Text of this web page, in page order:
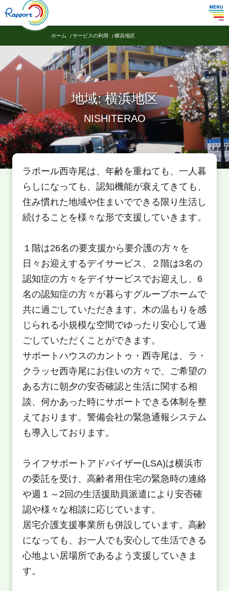
ホーム サービスの利用 横浜地区
地域:横浜地区
NISHITERAO
ラポール西寺尾は、年齢を重ねても、一人暮
らしになっても、認知機能が衰えてきても、
住み慣れた地域や住まいでできる限り生活し
続けることを様々な形で支援していきます。
１階は26名の要支援から要介護の方々を
日々お迎えするデイサービス、２階は3名の
認知症の方々をデイサービスでお迎えし、6
名の認知症の方々が暮らすグループホームで
共に過ごしていただきます。木の温もりを感
じられる小規模な空間でゆったり安心して過
ごしていただくことができます。
サポートハウスのカントゥ・西寺尾は、ラ・
クラッセ西寺尾にお住いの方々で、ご希望の
ある方に朝夕の安否確認と生活に関する相
談、何かあった時にサポートできる体制を整
えております。警備会社の緊急通報システム
も導入しております。
ライフサポートアドバイザー(LSA)は横浜市
の委託を受け、高齢者用住宅の緊急時の連絡
や週１～2回の生活援助員派遣により安否確
認や様々な相談に応じています。
居宅介護支援事業所も併設しています。高齢
になっても、お一人でも安心して生活できる
心地よい居場所であるよう支援していきま
す。